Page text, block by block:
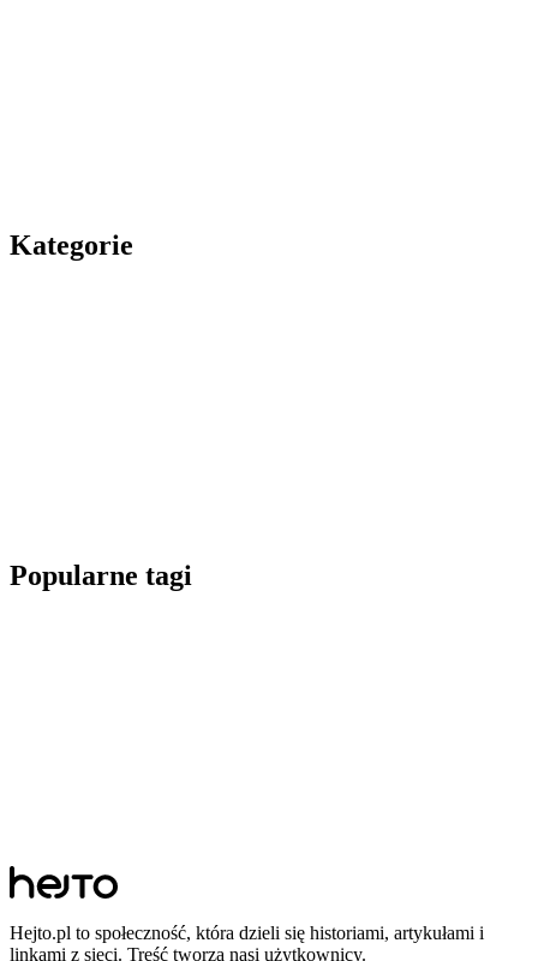
Kategorie
Popularne tagi
Hejto.pl to społeczność, która dzieli się historiami, artykułami i
linkami z sieci. Treść tworzą nasi użytkownicy.